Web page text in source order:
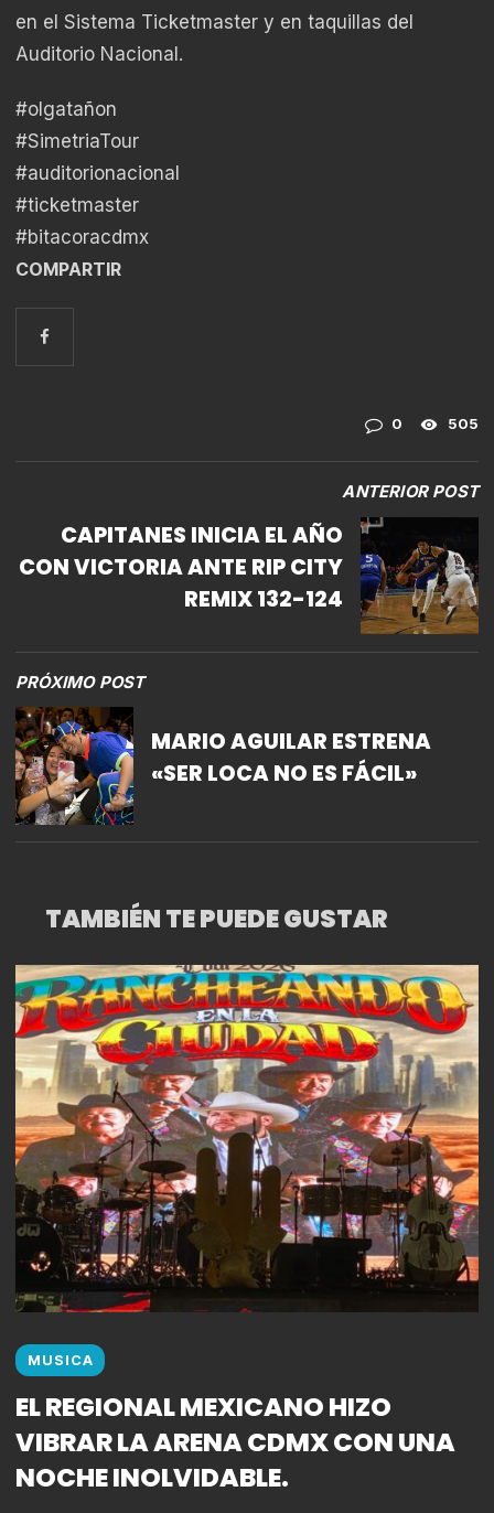
en el Sistema Ticketmaster y en taquillas del
Auditorio Nacional.
#olgatañon
#SimetriaTour
#auditorionacional
#ticketmaster
#bitacoracdmx
COMPARTIR
0 505
ANTERIOR POST
CAPITANES INICIA EL AÑO
CON VICTORIA ANTE RIP CITY
REMIX 132-124
PRÓXIMO POST
MARIO AGUILAR ESTRENA
«SER LOCA NO ES FÁCIL»
TAMBIÉN TE PUEDE GUSTAR
MUSICA
EL REGIONAL MEXICANO HIZO
VIBRAR LA ARENA CDMX CON UNA
NOCHE INOLVIDABLE.